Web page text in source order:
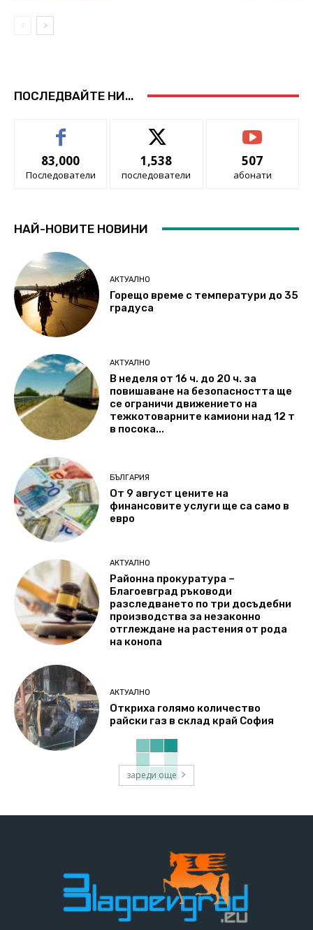
ПОСЛЕДВАЙТЕ НИ...
83,000
Последователи
1,538
последователи
507
абонати
НАЙ-НОВИТЕ НОВИНИ
АКТУАЛНО
Горещо време с температури до 35
градуса
АКТУАЛНО
В неделя от 16 ч. до 20 ч. за
повишаване на безопасността ще
се ограничи движението на
тежкотоварните камиони над 12 т
в посока...
БЪЛГАРИЯ
От 9 август цените на
финансовите услуги ще са само в
евро
АКТУАЛНО
Районна прокуратура –
Благоевград ръководи
разследването по три досъдебни
производства за незаконно
отглеждане на растения от рода
на конопа
АКТУАЛНО
Откриха голямо количество
райски газ в склад край София
зареди още